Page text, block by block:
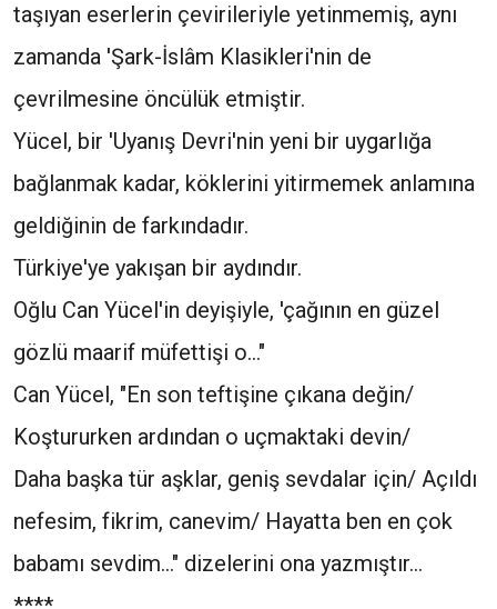
taşıyan eserlerin çevirileriyle yetinmemiş, aynı
zamanda 'Şark-İslâm Klasikleri'nin de
çevrilmesine öncülük etmiştir.
Yücel, bir 'Uyanış Devri'nin yeni bir uygarlığa
bağlanmak kadar, köklerini yitirmemek anlamına
geldiğinin de farkındadır.
Türkiye'ye yakışan bir aydındır.
Oğlu Can Yücel'in deyişiyle, 'çağının en güzel
gözlü maarif müfettişi o..."
Can Yücel, "En son teftişine çıkana değin/
Koştururken ardından o uçmaktaki devin/
Daha başka tür aşklar, geniş sevdalar için/ Açıldı
nefesim, fikrim, canevim/ Hayatta ben en çok
babamı sevdim..." dizelerini ona yazmıştır...